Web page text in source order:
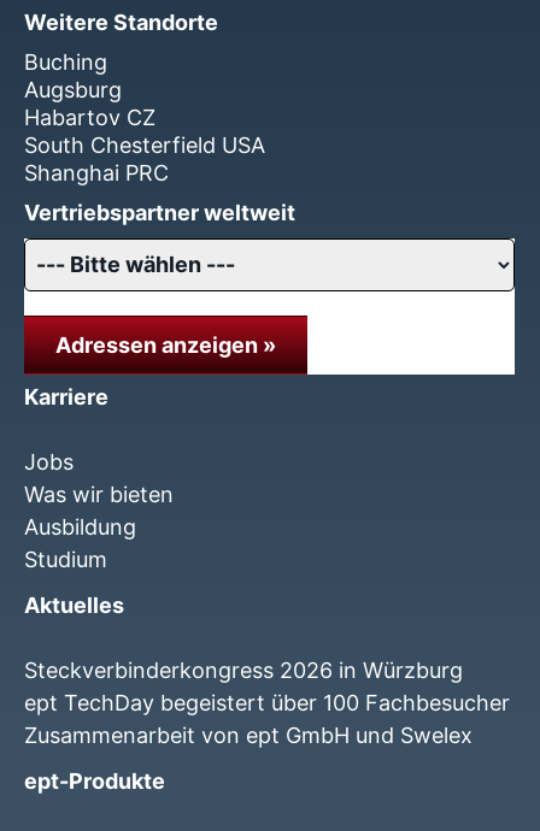
Weitere Standorte
Buching
Augsburg
Habartov CZ
South Chesterfield USA
Shanghai PRC
Vertriebspartner weltweit
Adressen anzeigen »
Karriere
Jobs
Was wir bieten
Ausbildung
Studium
Aktuelles
Steckverbinderkongress 2026 in Würzburg
ept TechDay begeistert über 100 Fachbesucher
Zusammenarbeit von ept GmbH und Swelex
ept-Produkte